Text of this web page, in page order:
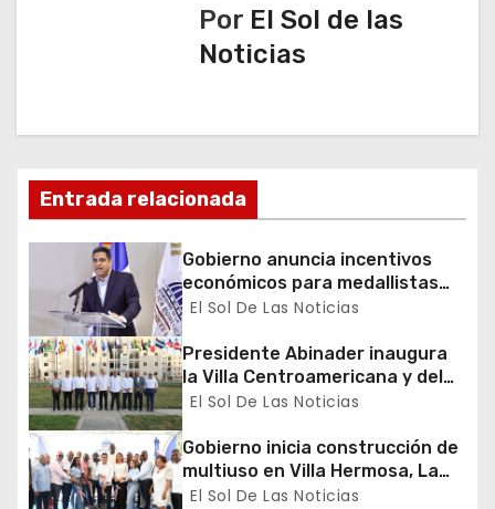
n
d
e
e
n
t
r
Por El Sol de las
Noticias
Entrada relacionada
Gobierno anuncia incentivos
económicos para medallistas
dominicanos en los Juegos
Centroamericanos y del Caribe
El Sol De Las Noticias
Presidente Abinader inaugura
la Villa Centroamericana y del
Caribe para los XXV Juegos
Santo Domingo 2026
El Sol De Las Noticias
Gobierno inicia construcción de
multiuso en Villa Hermosa, La
Romana
El Sol De Las Noticias